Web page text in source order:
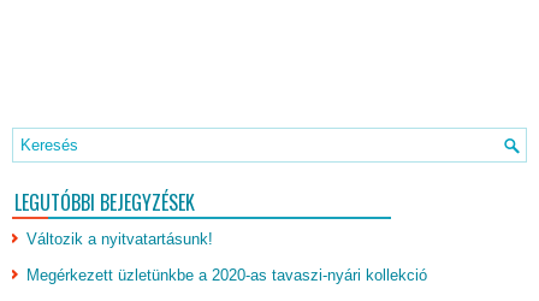
LEGUTÓBBI BEJEGYZÉSEK
Változik a nyitvatartásunk!
Megérkezett üzletünkbe a 2020-as tavaszi-nyári kollekció